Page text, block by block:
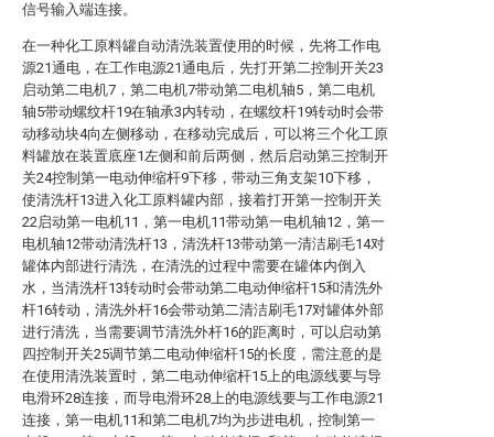
信号输入端连接。
在一种化工原料罐自动清洗装置使用的时候，先将工作电
源21通电，在工作电源21通电后，先打开第二控制开关23
启动第二电机7，第二电机7带动第二电机轴5，第二电机
轴5带动螺纹杆19在轴承3内转动，在螺纹杆19转动时会带
动移动块4向左侧移动，在移动完成后，可以将三个化工原
料罐放在装置底座1左侧和前后两侧，然后启动第三控制开
关24控制第一电动伸缩杆9下移，带动三角支架10下移，
使清洗杆13进入化工原料罐内部，接着打开第一控制开关
22启动第一电机11，第一电机11带动第一电机轴12，第一
电机轴12带动清洗杆13，清洗杆13带动第一清洁刷毛14对
罐体内部进行清洗，在清洗的过程中需要在罐体内倒入
水，当清洗杆13转动时会带动第二电动伸缩杆15和清洗外
杆16转动，清洗外杆16会带动第二清洁刷毛17对罐体外部
进行清洗，当需要调节清洗外杆16的距离时，可以启动第
四控制开关25调节第二电动伸缩杆15的长度，需注意的是
在使用清洗装置时，第二电动伸缩杆15上的电源线要与导
电滑环28连接，而导电滑环28上的电源线要与工作电源21
连接，第一电机11和第二电机7均为步进电机，控制第一